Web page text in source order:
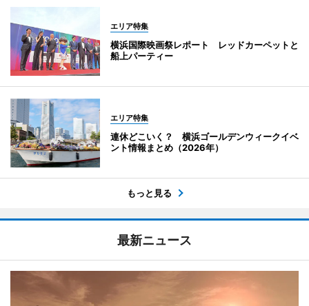
エリア特集
横浜国際映画祭レポート レッドカーペットと
船上パーティー
エリア特集
連休どこいく？ 横浜ゴールデンウィークイベ
ント情報まとめ（2026年）
もっと見る
最新ニュース